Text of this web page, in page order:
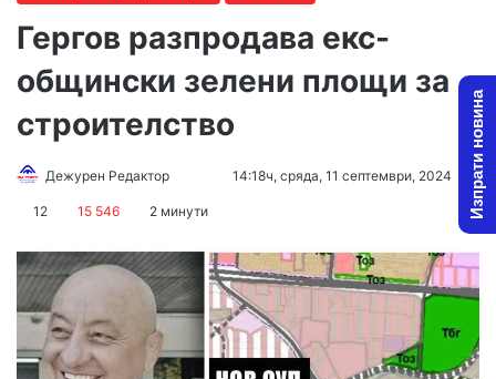
Гергов разпродава екс-
общински зелени площи за
строителство
Дежурен Редактор
Send14:18ч, сряда, 11 септември, 2024
12 15 546 2 минути Изпрати новина